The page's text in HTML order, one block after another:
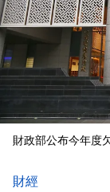
財政部公布今年度
財經